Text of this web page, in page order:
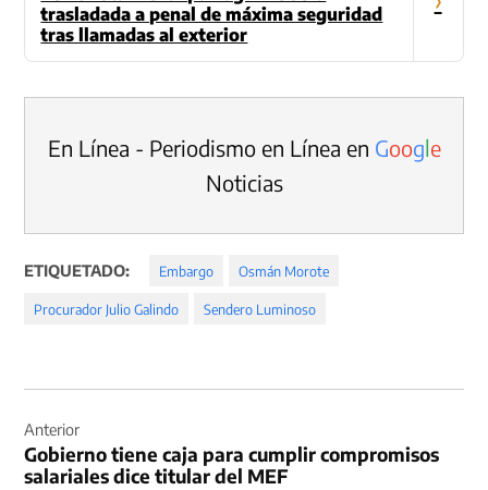
trasladada a penal de máxima seguridad
tras llamadas al exterior
En Línea - Periodismo en Línea en Google
Noticias
ETIQUETADO: Embargo Osmán Morote
Procurador Julio Galindo Sendero Luminoso
de
entradas
Anterior
Gobierno tiene caja para cumplir compromisos
salariales dice titular del MEF